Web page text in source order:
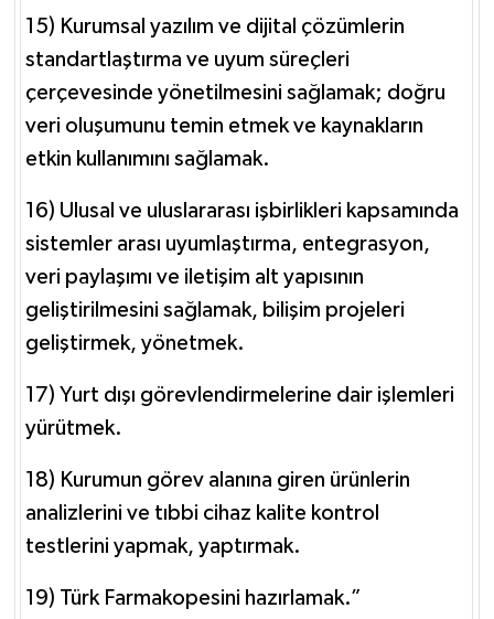
15) Kurumsal yazılım ve dijital çözümlerin
standartlaştırma ve uyum süreçleri
çerçevesinde yönetilmesini sağlamak; doğru
veri oluşumunu temin etmek ve kaynakların
etkin kullanımını sağlamak.
16) Ulusal ve uluslararası işbirlikleri kapsamında
sistemler arası uyumlaştırma, entegrasyon,
veri paylaşımı ve iletişim alt yapısının
geliştirilmesini sağlamak, bilişim projeleri
geliştirmek, yönetmek.
17) Yurt dışı görevlendirmelerine dair işlemleri
yürütmek.
18) Kurumun görev alanına giren ürünlerin
analizlerini ve tıbbi cihaz kalite kontrol
testlerini yapmak, yaptırmak.
19) Türk Farmakopesini hazırlamak.”